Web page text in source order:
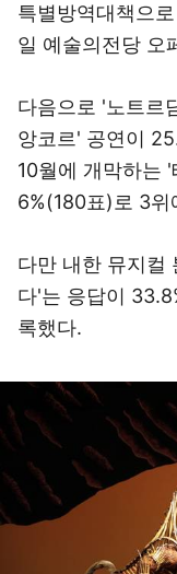
특별방역대책으
일 예술의전당 오
다음으로 '노트르
앙코르' 공연이
10월에 개막하는
6%(180표)로 3위
다만 내한 뮤지컬
다'는 응답이
록했다.